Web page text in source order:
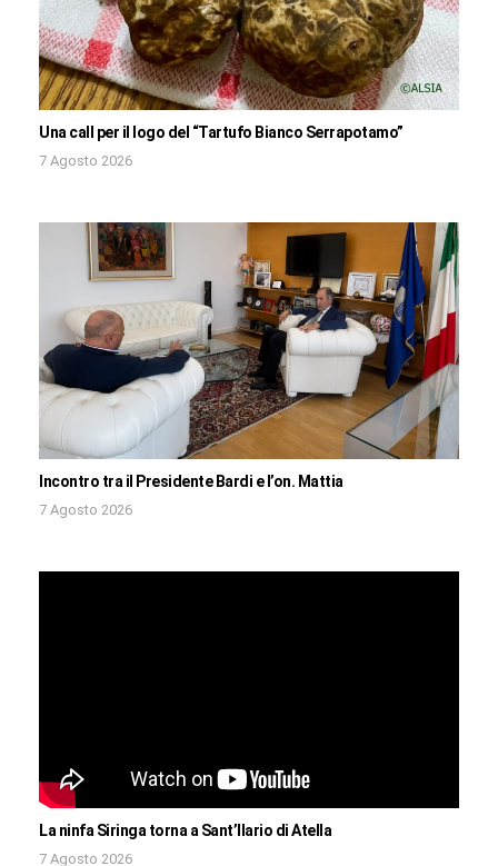
Una call per il logo del “Tartufo Bianco Serrapotamo”
7 Agosto 2026
Incontro tra il Presidente Bardi e l’on. Mattia
7 Agosto 2026
La ninfa Siringa torna a Sant’Ilario di Atella
7 Agosto 2026